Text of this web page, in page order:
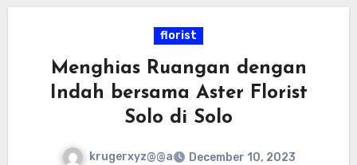
florist
Menghias Ruangan dengan
Indah bersama Aster Florist
Solo di Solo
krugerxyz@@a
December 10, 2023